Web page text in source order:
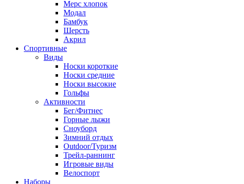
Мерс хлопок
Модал
Бамбук
Шерсть
Акрил
Спортивные
Виды
Носки короткие
Носки средние
Носки высокие
Гольфы
Активности
Бег/Фитнес
Горные лыжи
Сноуборд
Зимний отдых
Outdoor/Туризм
Трейл-раннинг
Игровые виды
Велоспорт
Наборы